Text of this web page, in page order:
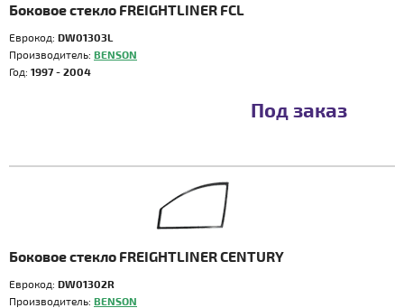
Боковое стекло FREIGHTLINER FCL
Еврокод: DW01303L
Производитель: BENSON
Год: 1997 - 2004
Под заказ
Боковое стекло FREIGHTLINER CENTURY
Еврокод: DW01302R
Производитель: BENSON